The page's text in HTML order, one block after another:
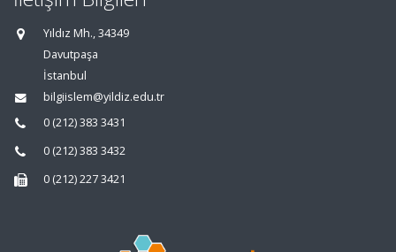
Yıldız Mh., 34349
Davutpaşa
İstanbul
bilgiislem@yildiz.edu.tr
0 (212) 383 3431
0 (212) 383 3432
0 (212) 227 3421